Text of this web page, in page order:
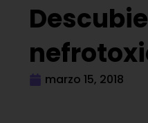
marzo 15, 2018